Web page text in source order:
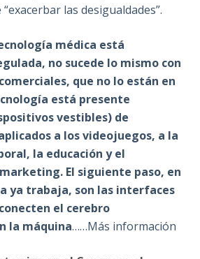
las desigualdades”.
médica está
no sucede lo mismo con
que no lo están en
está presente
vestibles) de
a los videojuegos, a la
la educación y el
El siguiente paso, en
ya trabaja, son las interfaces
el cerebro
la máquina……Más información